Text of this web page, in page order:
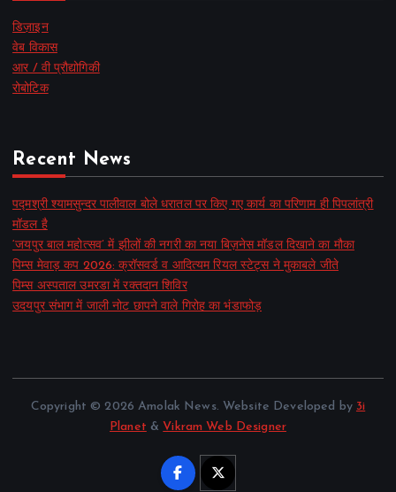
डिज़ाइन
वेब विकास
आर / वी प्रौद्योगिकी
रोबोटिक
Recent News
पद्मश्री श्यामसुन्दर पालीवाल बोले धरातल पर किए गए कार्य का परिणाम ही पिपलांत्री
मॉडल है
‘जयपुर बाल महोत्सव’ में झीलों की नगरी का नया बिज़नेस मॉडल दिखाने का मौका
पिम्स मेवाड़ कप 2026: क्रॉसवर्ड व आदित्यम रियल स्टेट्स ने मुकाबले जीते
पिम्स अस्पताल उमरडा में रक्तदान शिविर
उदयपुर संभाग में जाली नोट छापने वाले गिरोह का भंडाफोड़
Copyright © 2026 Amolak News. Website Developed by 3i
Planet & Vikram Web Designer